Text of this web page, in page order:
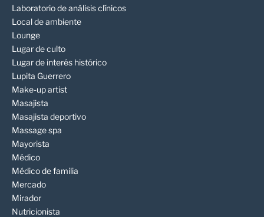
Laboratorio de análisis clínicos
Local de ambiente
Lounge
Lugar de culto
Lugar de interés histórico
Lupita Guerrero
Make-up artist
Masajista
Masajista deportivo
Massage spa
Mayorista
Médico
Médico de familia
Mercado
Mirador
Nutricionista